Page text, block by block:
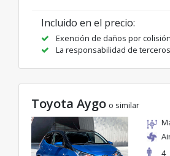
Incluido en el precio:
Exención de daños por
La responsabilidad de
Toyota Aygo o similar
4